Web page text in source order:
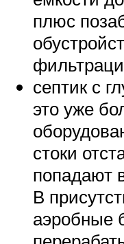
плюс
септик с
это уже
стоки
попадают
В
аэробные